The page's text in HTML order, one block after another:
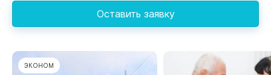
Оставить заявку
ЭКОНОМ